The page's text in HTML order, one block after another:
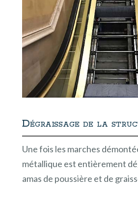
Dégraissage de la
Une fois les marches
métallique est entièrement
amas de poussière et de